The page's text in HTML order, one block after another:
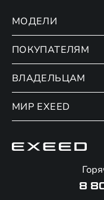
МОДЕЛИ
VX
RX
ПОКУПАТЕЛЯМ
Записаться на
Финансовые
Страхование
Калькулятор
Специальные
Корпоративным
ВЛАДЕЛЬЦАМ
Записаться на
Гарантия EXEED
Помощь на дорогах
МИР EXEED
Стать дилером8